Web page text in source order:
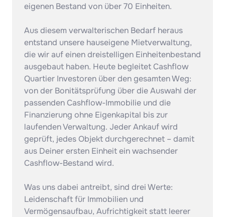
eigenen Bestand von über 70 Einheiten.
Aus diesem verwalterischen Bedarf heraus
entstand unsere hauseigene Mietverwaltung,
die wir auf einen dreistelligen Einheitenbestand
ausgebaut haben. Heute begleitet Cashflow
Quartier Investoren über den gesamten Weg:
von der Bonitätsprüfung über die Auswahl der
passenden Cashflow-Immobilie und die
Finanzierung ohne Eigenkapital bis zur
laufenden Verwaltung. Jeder Ankauf wird
geprüft, jedes Objekt durchgerechnet – damit
aus Deiner ersten Einheit ein wachsender
Cashflow-Bestand wird.
Was uns dabei antreibt, sind drei Werte:
Leidenschaft für Immobilien und
Vermögensaufbau, Aufrichtigkeit statt leerer